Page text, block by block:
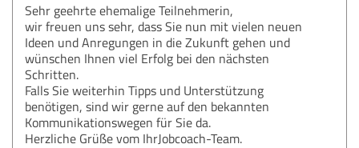
Sehr geehrte ehemalige Teilnehmerin,
wir freuen uns sehr, dass Sie nun mit vielen neuen
Ideen und Anregungen in die Zukunft gehen und
wünschen Ihnen viel Erfolg bei den nächsten
Schritten.
Falls Sie weiterhin Tipps und Unterstützung
benötigen, sind wir gerne auf den bekannten
Kommunikationswegen für Sie da.
Herzliche Grüße vom IhrJobcoach-Team.